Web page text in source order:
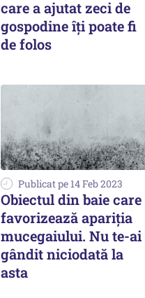
care a ajutat zeci de
gospodine îți poate fi
de folos
Publicat pe 14 Feb 2023
Obiectul din baie care
favorizează apariția
mucegaiului. Nu te-ai
gândit niciodată la
asta